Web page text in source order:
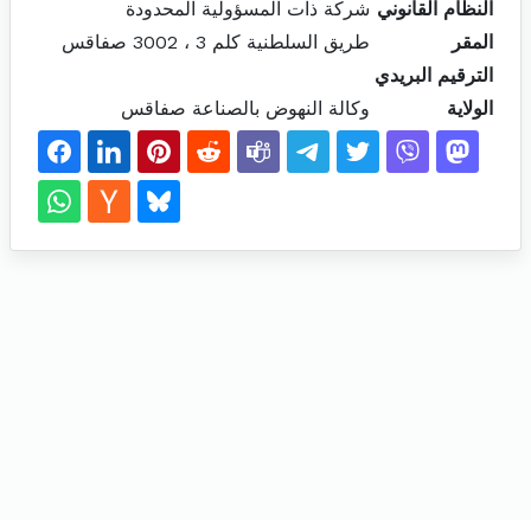
النظام القانوني شركة ذات المسؤولية المحدودة
المقر
طريق السلطنية كلم 3 ، 3002 صفاقس
الترقيم البريدي
الولاية
وكالة النهوض بالصناعة صفاقس